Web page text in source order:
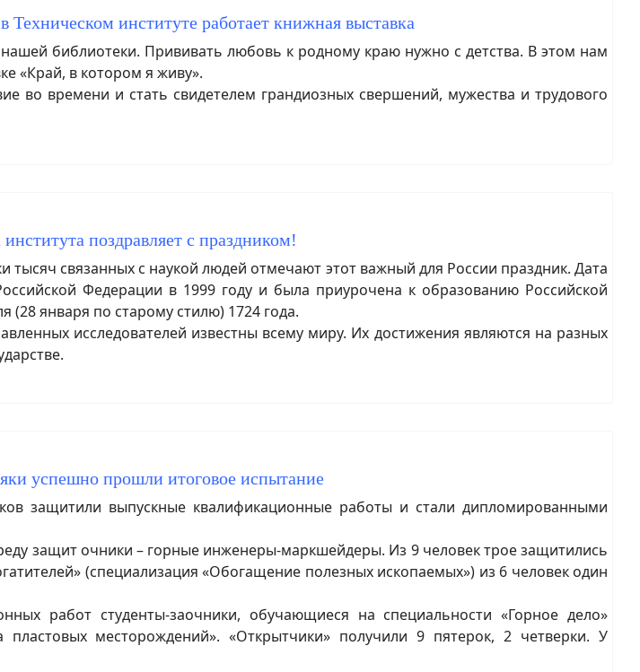
Техническом институте работает книжная выставка
библиотеки. Прививать любовь к родному краю нужно с детства. В этом нам
«Край, в котором я живу».
во времени и стать свидетелем грандиозных свершений, мужества и трудового
поздравляет с праздником!
тысяч связанных с наукой людей отмечают этот важный для России праздник. Дата
Федерации в 1999 году и была приурочена к образованию Российской
января по старому стилю) 1724 года.
исследователей известны всему миру. Их достижения являются на разных
успешно прошли итоговое испытание
защитили выпускные квалификационные работы и стали дипломированными
защит очники – горные инженеры-маркшейдеры. Из 9 человек трое защитились
(специализация «Обогащение полезных ископаемых») из 6 человек один
работ студенты-заочники, обучающиеся на специальности «Горное дело»
месторождений». «Открытчики» получили 9 пятерок, 2 четверки. У